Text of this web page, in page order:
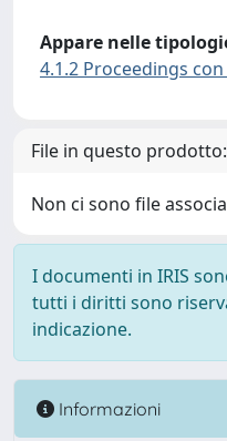
Appare nelle
4.1.2 Proceedings con
File in questo prodotto:
Non ci sono file
I documenti in IRIS
tutti i diritti sono
indicazione.
Informazioni